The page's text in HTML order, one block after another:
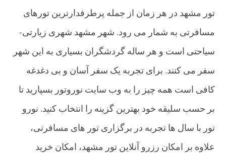
تور مشهد در هر زمان از جمله پرطرفدارترین تورهای
مسافرتی به شمار می رود. شهر مشهد شهری زیارتی-
سیاحتی است و هر ساله گردشگران بسیاری به این شهر
سفر می کنند. برای تجربه یک سفر آسان و بی دغدغه
کافی است همه چیز را به وب سایت نوروتور بسپارید تا
بر حسب سلیقه خود بهترین گزینه را انتخاب کنید. نورو
تور با سال ها تجربه در برگزاری تور های مسافرتی،
علاوه بر امکان رزرو آنلاین تور مشهد، امکان خرید